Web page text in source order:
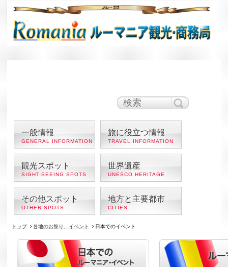
一般情報
GENERAL INFORMATION
旅に役立つ情報
TRAVEL INFORMATION
観光スポット
SIGHT-SEEING SPOTS
世界遺産
UNESCO HERITAGE
その他スポット
OTHER SPOTS
地方と主要都市
CITIES
トップ 各地のお祭り、イベント 日本でのイベント